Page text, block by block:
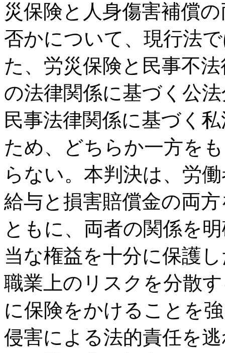
災保険と人身傷害補償
否かについて、現行法
た、労災保険と民事不
の法律関係に基づく公
民事法律関係に基づく
ため、どちらか一方を
らない。本判決は、労
給与と損害賠償金の両
ともに、両者の関係を
当な権益を十分に保護
職業上のリスクを分散
に保険をかけることを
侵害による法的責任を